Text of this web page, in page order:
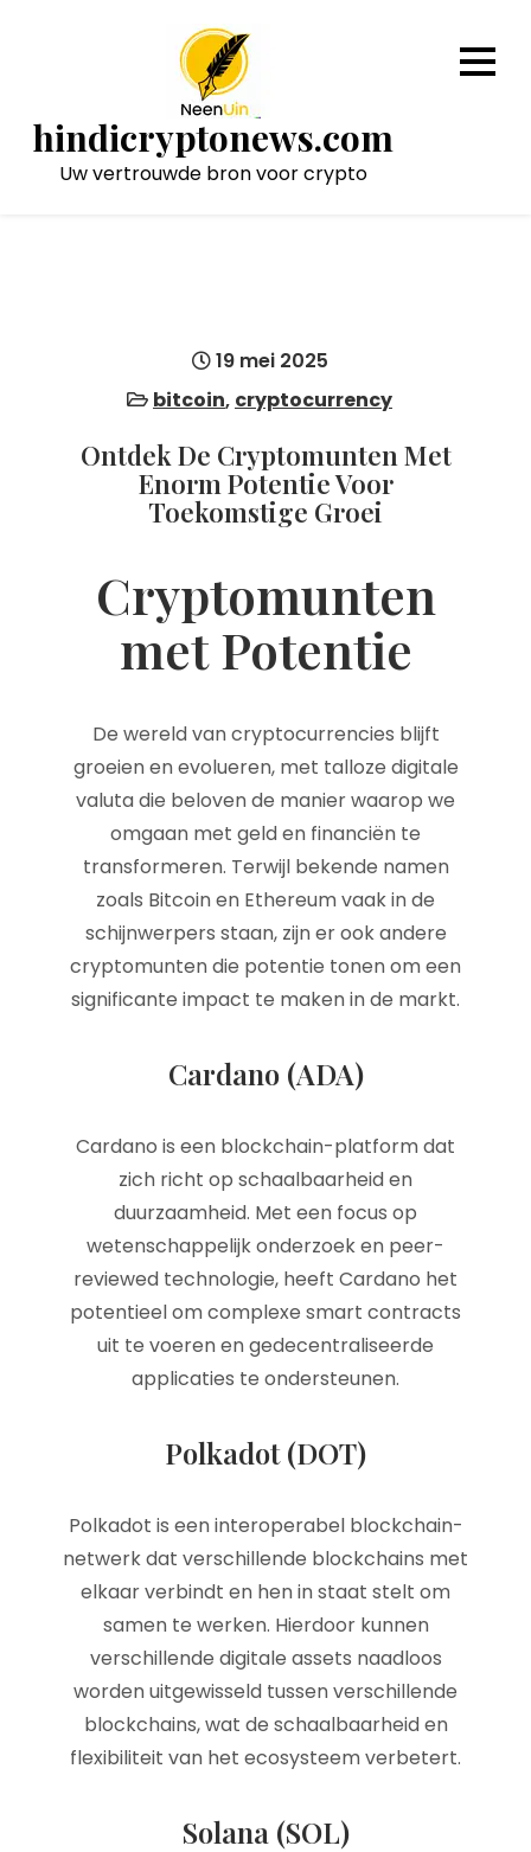
hindicryptonews.com
Uw vertrouwde bron voor crypto
19 mei 2025
bitcoin, cryptocurrency
Ontdek De Cryptomunten Met
Enorm Potentie Voor
Toekomstige Groei
Cryptomunten
met Potentie
De wereld van cryptocurrencies blijft
groeien en evolueren, met talloze digitale
valuta die beloven de manier waarop we
omgaan met geld en financiën te
transformeren. Terwijl bekende namen
zoals Bitcoin en Ethereum vaak in de
schijnwerpers staan, zijn er ook andere
cryptomunten die potentie tonen om een
significante impact te maken in de markt.
Cardano (ADA)
Cardano is een blockchain-platform dat
zich richt op schaalbaarheid en
duurzaamheid. Met een focus op
wetenschappelijk onderzoek en peer-
reviewed technologie, heeft Cardano het
potentieel om complexe smart contracts
uit te voeren en gedecentraliseerde
applicaties te ondersteunen.
Polkadot (DOT)
Polkadot is een interoperabel blockchain-
netwerk dat verschillende blockchains met
elkaar verbindt en hen in staat stelt om
samen te werken. Hierdoor kunnen
verschillende digitale assets naadloos
worden uitgewisseld tussen verschillende
blockchains, wat de schaalbaarheid en
flexibiliteit van het ecosysteem verbetert.
Solana (SOL)